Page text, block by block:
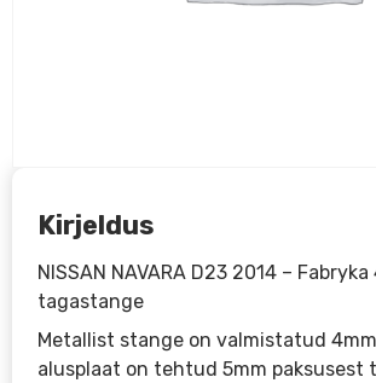
Kirjeldus
NISSAN NAVARA D23 2014 –
tagastange
Metallist stange on valmistatud
alusplaat on tehtud 5mm paksusest